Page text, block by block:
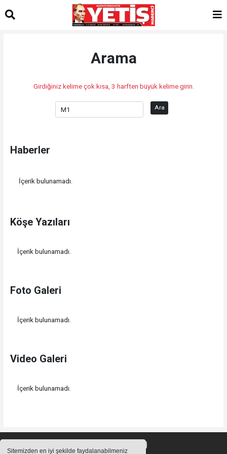
Sitemizden en iyi şekilde faydalanabilmeniz
Arama
Girdiğiniz kelime çok kısa, 3 harften büyük kelime girin.
Ara
Haberler
İçerik bulunamadı.
Köşe Yazıları
İçerik bulunamadı.
Foto Galeri
İçerik bulunamadı.
Video Galeri
İçerik bulunamadı.